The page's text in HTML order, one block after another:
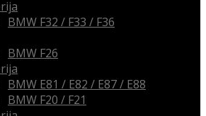
BMW F32 / F33 / F36
BMW F26
BMW E81 / E82 / E87 / E88
BMW F20 / F21